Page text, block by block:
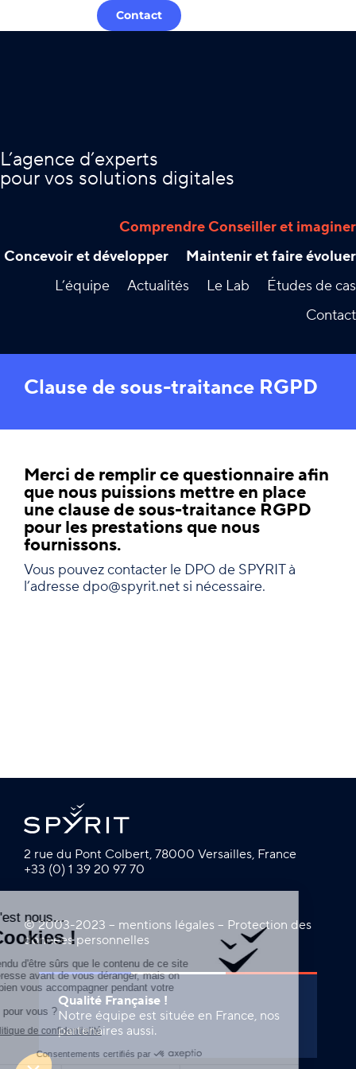
Contact
L’agence d’experts
pour vos solutions digitales
Comprendre Conseiller et imaginer
Concevoir et développer
Maintenir et faire évoluer
L’équipe
Actualités Le Lab
Études de cas
Contact
Clause de sous-traitance RGPD
Merci de remplir ce questionnaire afin
que nous puissions mettre en place
une clause de sous-traitance RGPD
pour les prestations que nous
fournissons.
Vous pouvez contacter le DPO de SPYRIT à
l’adressedpo@spyrit.net si nécessaire.
2 rue du Pont Colbert, 78000 Versailles, France
+33 (0) 1 39 20 97 70
© 2003-2023 – mentions légales – Protection des
données personnelles
Qualité Française !
Notre équipe est située en France, nos
partenaires aussi.